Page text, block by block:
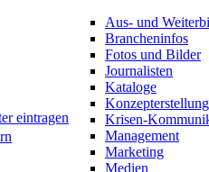
eintragen
Aus- und
Brancheninfos
Fotos und Bilder
Journalisten
Kataloge
Konzepterstellung
Krisen-
Management
Marketing
Medien